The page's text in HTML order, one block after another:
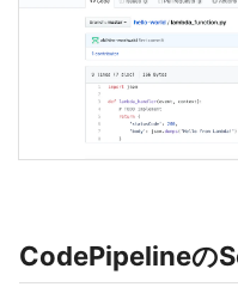
CodePipelineの